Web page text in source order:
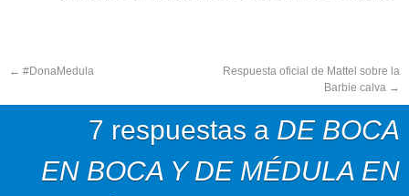
← #DonaMedula
Respuesta oficial de Mattel sobre la
Barbie calva →
7 respuestas a DE BOCA
EN BOCA Y DE MÉDULA EN